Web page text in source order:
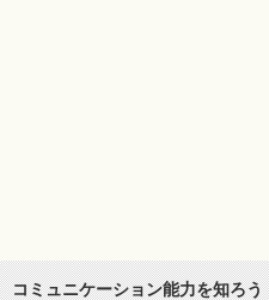
コミュニケーション能力を知ろう